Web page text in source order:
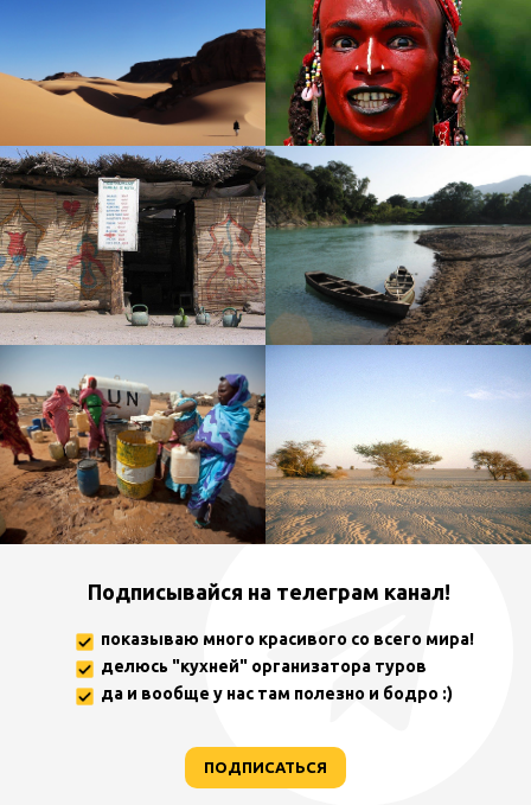
Подписывайся на телеграм канал!
показываю много красивого со всего мира!
делюсь "кухней" организатора туров
да и вообще у нас там полезно и бодро :)
ПОДПИСАТЬСЯ